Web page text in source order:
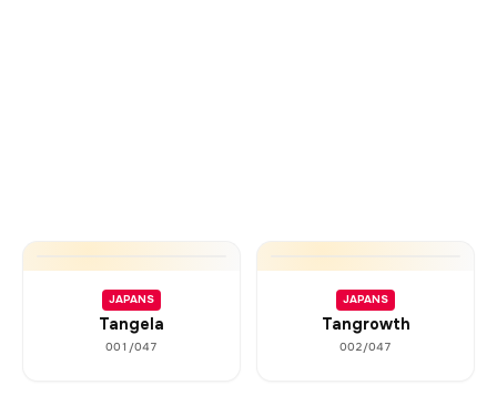
JAPANS
Tangela
001/047
JAPANS
Tangrowth
002/047